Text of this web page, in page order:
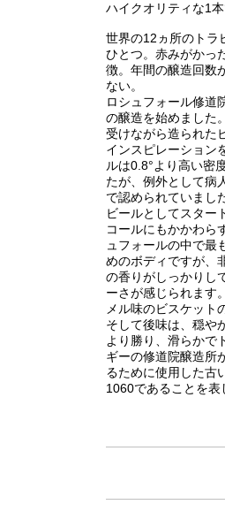
ハイクオリティな1本
世界の12ヵ所のトラ
ひとつ。赤みがかっ
徴。年間の醸造回数
ない。
ロシュフォール修道
の醸造を始めました
受けながら造られた
インスピレーション
ルは0.8°より高い密
たが、例外として病
で認められていまし
ビールとしてスター
コールにもかかわら
ュフォールの中で最
めのボディですが、
の香りがしっかりし
ーさが感じられます
メル味のビスケット
そして後味は、穏や
より勝り、滑らかで
ギーの修道院醸造所
るために使用した古
1060であることを